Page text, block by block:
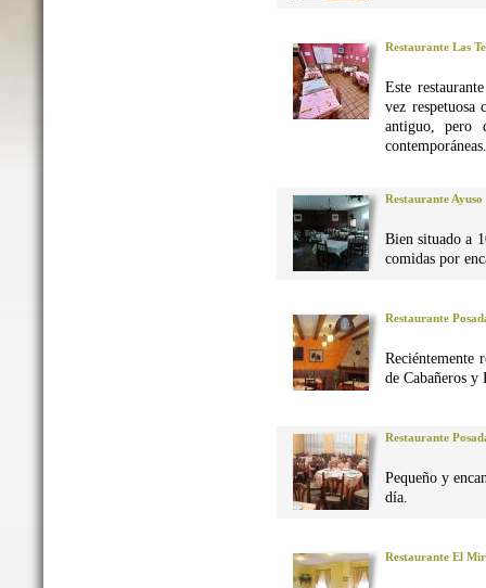
Restaurante Las
Este
vez
antiguo, pero
contemporáneas.
Restaurante Ayuso
Bien situado a
comidas por
Restaurante
Reciéntemente
de Cabañeros y
Restaurante
Pequeño y
día.
Restaurante El